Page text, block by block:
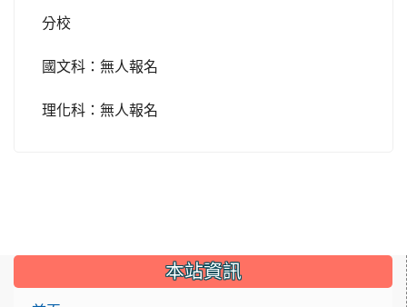
分校
國文科：無人報名
理化科：無人報名
::: 本站資訊